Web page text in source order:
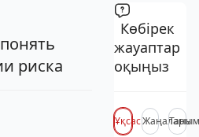
риска
Көбірек
жауаптар
оқыңыз
ҰқсасЖаңалары